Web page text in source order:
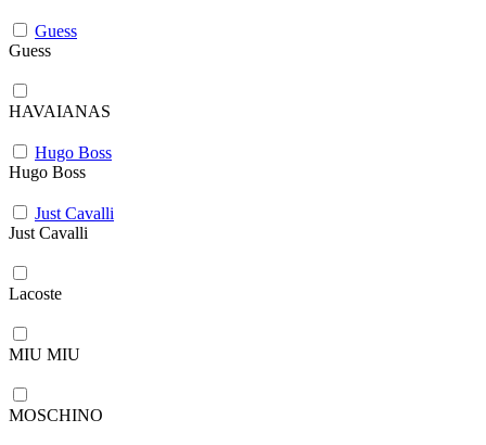
Guess
Guess
HAVAIANAS
Hugo Boss
Hugo Boss
Just Cavalli
Just Cavalli
Lacoste
MIU MIU
MOSCHINO